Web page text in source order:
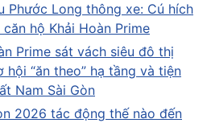
Phước Long thông xe: Cú hích
hộ Khải Hoàn Prime
Prime sát vách siêu đô thị
hội “ăn theo” hạ tầng và tiện
Nam Sài Gòn
2026 tác động thế nào đến